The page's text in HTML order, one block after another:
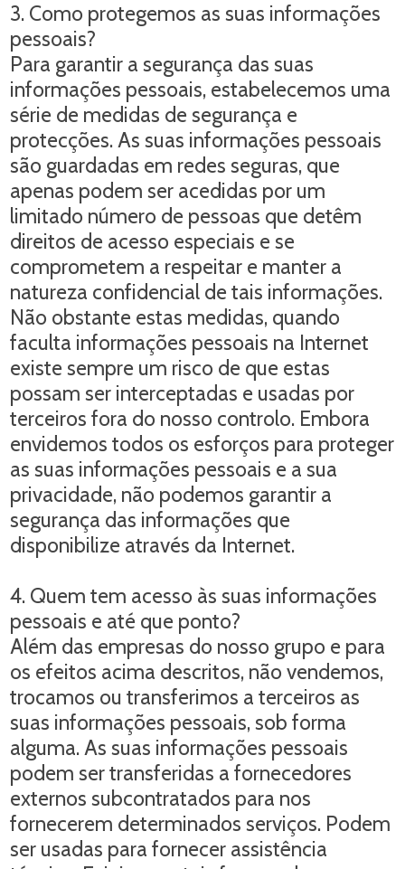
3. Como protegemos as suas informações
pessoais?
Para garantir a segurança das suas
informações pessoais, estabelecemos uma
série de medidas de segurança e
protecções. As suas informações pessoais
são guardadas em redes seguras, que
apenas podem ser acedidas por um
limitado número de pessoas que detêm
direitos de acesso especiais e se
comprometem a respeitar e manter a
natureza confidencial de tais informações.
Não obstante estas medidas, quando
faculta informações pessoais na Internet
existe sempre um risco de que estas
possam ser interceptadas e usadas por
terceiros fora do nosso controlo. Embora
envidemos todos os esforços para proteger
as suas informações pessoais e a sua
privacidade, não podemos garantir a
segurança das informações que
disponibilize através da Internet.
4. Quem tem acesso às suas informações
pessoais e até que ponto?
Além das empresas do nosso grupo e para
os efeitos acima descritos, não vendemos,
trocamos ou transferimos a terceiros as
suas informações pessoais, sob forma
alguma. As suas informações pessoais
podem ser transferidas a fornecedores
externos subcontratados para nos
fornecerem determinados serviços. Podem
ser usadas para fornecer assistência